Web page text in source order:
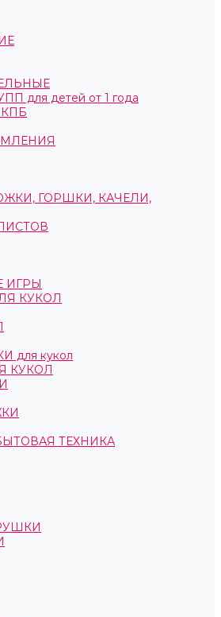
для детей от 1 года
ГОРШКИ, КАЧЕЛИ,
ИГРЫ
КУКОЛ
для кукол
КУКОЛ
ТЕХНИКА